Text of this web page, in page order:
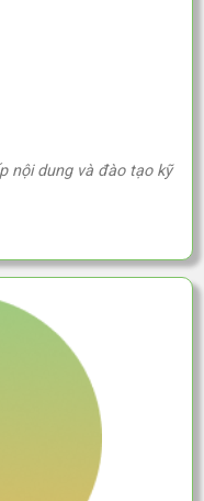
nội dung và đào tạo kỹ